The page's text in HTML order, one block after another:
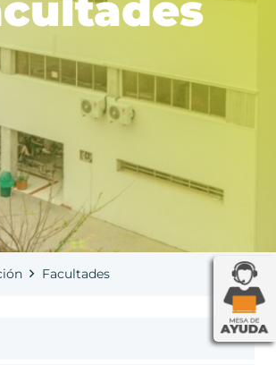
Facultades